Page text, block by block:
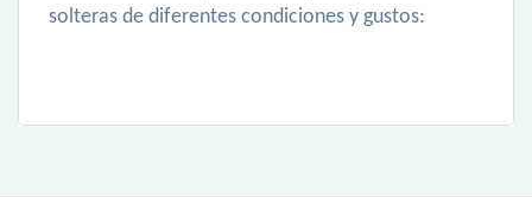
solteras de diferentes condiciones y gustos: